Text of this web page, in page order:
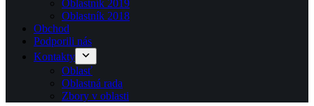
Oblastník 2019
Oblastník 2018
Obchod
Podporili nás
Kontakty
Oblasť
Oblastná rada
Zbory v oblasti